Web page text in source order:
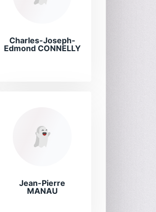
Charles-Joseph-
Edmond CONNELLY
Jean-Pierre
MANAU